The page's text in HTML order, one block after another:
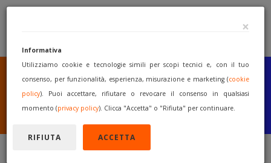
SEI UN COSTRUTTORE
O UN RIVENDITORE?
PUBBLICA GRATUITAMENTE
I TUOI MACCHINARI
INIZIA A VENDERE
×
Informativa
Utilizziamo cookie e tecnologie simili per scopi tecnici e, con il tuo
consenso, per funzionalità, esperienza, misurazione e marketing (cookie
policy). Puoi accettare, rifiutare o revocare il consenso in qualsiasi
momento (privacy policy). Clicca "Accetta" o "Rifiuta" per continuare.
RIFIUTA ACCETTA